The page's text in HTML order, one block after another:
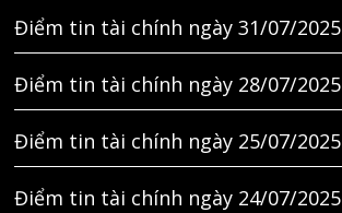
Điểm tin tài chính ngày 31/07/2025
Điểm tin tài chính ngày 28/07/2025
Điểm tin tài chính ngày 25/07/2025
Điểm tin tài chính ngày 24/07/2025